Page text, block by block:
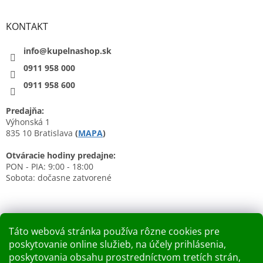
Táto webová stránka používa rôzne cookies pre
poskytovanie online služieb, na účely prihlásenia,
poskytovania obsahu prostredníctvom tretích strán,
KONTAKT
info@kupelnashop.sk
0911 958 000
0911 958 600
Predajňa:
Výhonská 1
835 10 Bratislava (MAPA)
Otváracie hodiny predajne:
PON - PIA: 9:00 - 18:00
Sobota: dočasne zatvorené
Nákupný košík